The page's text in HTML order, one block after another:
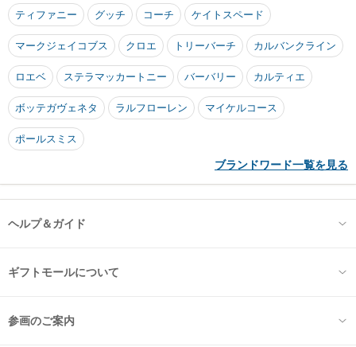
ティファニー グッチ コーチ ケイトスペード
マークジェイコブス クロエ トリーバーチ カルバンクライン
ロエベ ステラマッカートニー バーバリー カルティエ
ボッテガヴェネタ ラルフローレン マイケルコース
ポールスミス
ブランドワード一覧を見る
ヘルプ＆ガイド
ギフトモールについて
参画のご案内